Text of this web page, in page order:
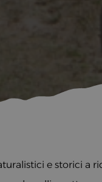
e storici a